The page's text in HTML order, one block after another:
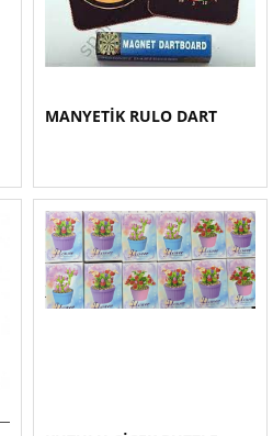
MANYETİK RULO DART